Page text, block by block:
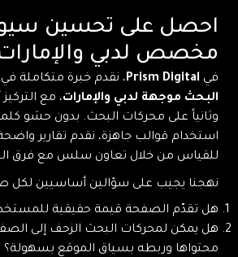
احصل على تحسين سيو
مخصص لدبي
في Prism Digital، نقدم خبرة متكاملة في
البحث موجهة لدبي والإمارات، مع
وثانياً على محركات البحث. بدون حشو
استخدام قوالب جاهزة، نقدم تقارير واضحة
للقياس من خلال تعاون سلس مع فرق
نهجنا يجيب على سؤالين أساسيين لكل
هل تقدّم الصفحة قيمة حقيقية
هل يمكن لمحركات البحث الزحف إلى
محتواها وربطه بسياق الموقع بسهولة؟